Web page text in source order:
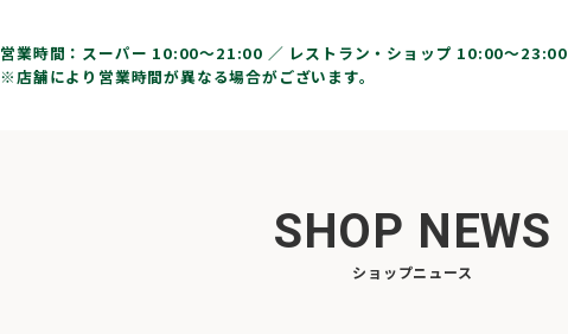
営業時間： スーパー 10:00〜21:00 ／ レストラン・ショップ 10:00～23:00
※店舗により営業時間が異なる場合がございます。
SHOP NEWS
ショップニュース